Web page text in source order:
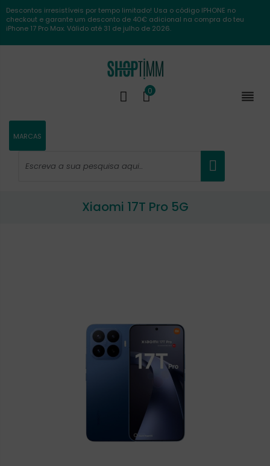
Descontos irresistíveis por tempo limitado! Usa o código IPHONE no
checkout e garante um desconto de 40€ adicional na compra do teu
iPhone 17 Pro Max. Válido até 31 de julho de 2026.

0
MARCAS
Xiaomi 17T Pro 5G